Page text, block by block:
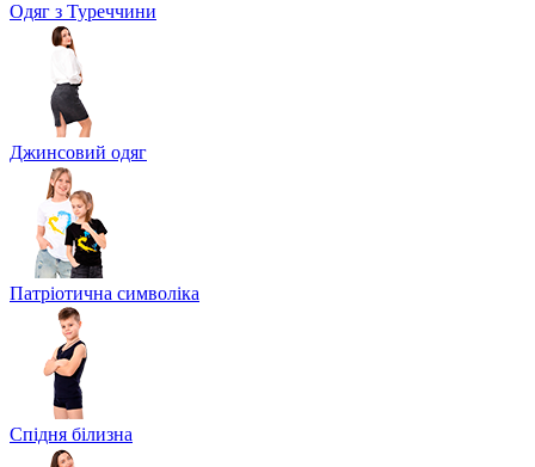
Одяг з Туреччини
Джинсовий одяг
Патріотична символіка
Спідня білизна